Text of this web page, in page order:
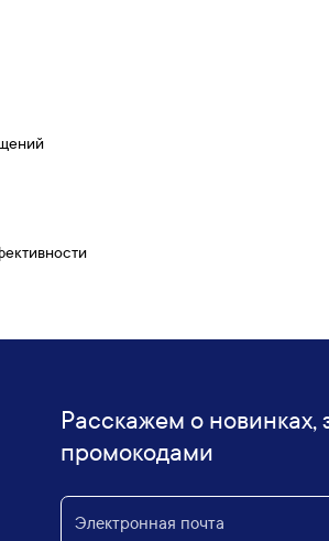
Расскажем о новинках,
промокодами